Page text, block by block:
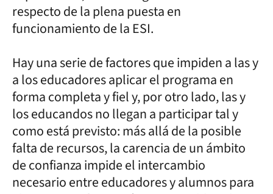
respecto de la plena puesta en
funcionamiento de la ESI.
Hay una serie de factores que impiden a las y
a los educadores aplicar el programa en
forma completa y fiel y, por otro lado, las y
los educandos no llegan a participar tal y
como está previsto: más allá de la posible
falta de recursos, la carencia de un ámbito
de confianza impide el intercambio
necesario entre educadores y alumnos para